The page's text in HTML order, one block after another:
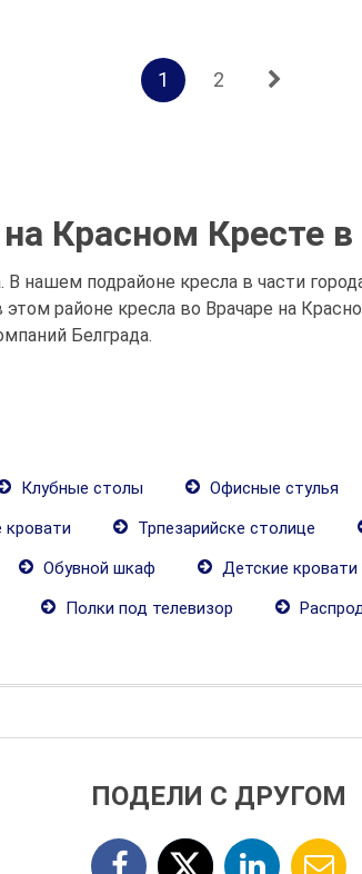
1 2
Красном Кресте
В нашем подрайоне кресла в части
районе кресла во Врачаре на
Белграда.
Клубные столы Офисные стулья
кровати Трпезарийске столице
Oбувной шкаф Детские кровати
Полки под телевизор
ПОДЕЛИ С ДРУГОМ